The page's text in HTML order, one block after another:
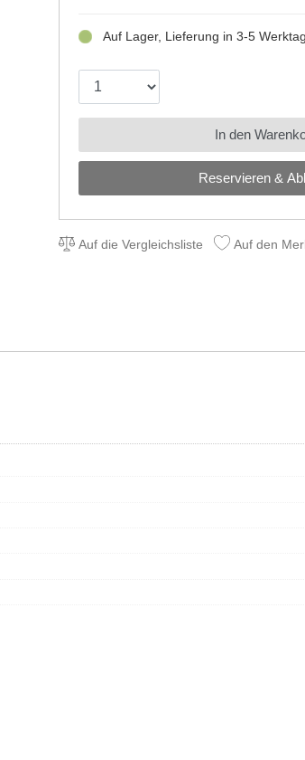
Reservieren &
Auf Lager, Lieferung in 3-5
In den
Auf die Vergleichsliste Auf den